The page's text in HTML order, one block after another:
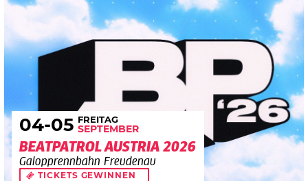
04-05 FREITAG
SEPTEMBER
BEATPATROL AUSTRIA 2026
Galopprennbahn Freudenau
TICKETS GEWINNEN